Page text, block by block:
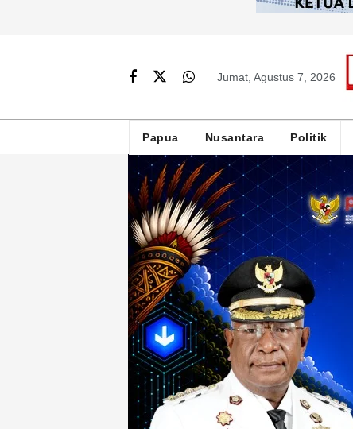
Jumat, Agustus 7, 2026
Papua Nusantara Politik